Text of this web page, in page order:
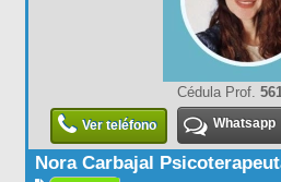
Cédula Prof.
Ver teléfono Whatsapp
Nora Carbajal